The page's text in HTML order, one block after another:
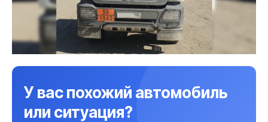
У вас похожий автомобиль
или ситуация?